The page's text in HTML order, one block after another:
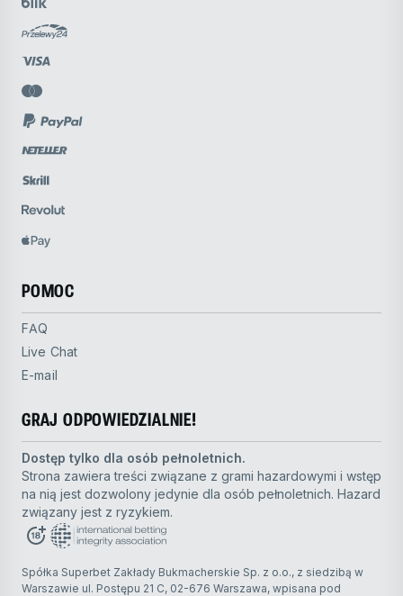
POMOC
FAQ
Live Chat
E-mail
GRAJ ODPOWIEDZIALNIE!
Dostęp tylko dla osób pełnoletnich.
Strona zawiera treści związane z grami hazardowymi i wstęp
na nią jest dozwolony jedynie dla osób pełnoletnich. Hazard
związany jest z ryzykiem.
Spółka Superbet Zakłady Bukmacherskie Sp. z o.o., z siedzibą w
Warszawie ul. Postępu 21 C, 02-676 Warszawa, wpisana pod